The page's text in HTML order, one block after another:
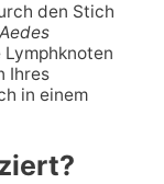
den Stich
Aedes
Ihres
in einem